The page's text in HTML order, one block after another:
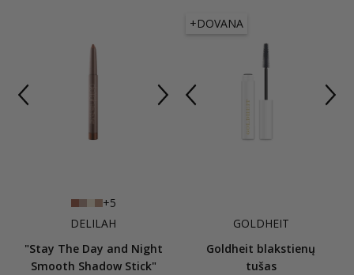
+5
DELILAH
"Stay The Day and Night
Smooth Shadow Stick"
+DOVANA
GOLDHEIT
Goldheit blakstienų
tušas